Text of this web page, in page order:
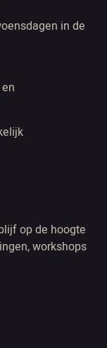
in de
op de hoogte
workshops